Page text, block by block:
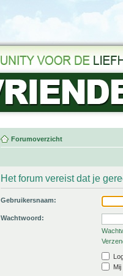
Forumoverzicht
Het forum vereist dat je
Gebruikersnaam:
Wachtwoord: